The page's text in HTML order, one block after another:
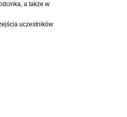
a także w
uczestników